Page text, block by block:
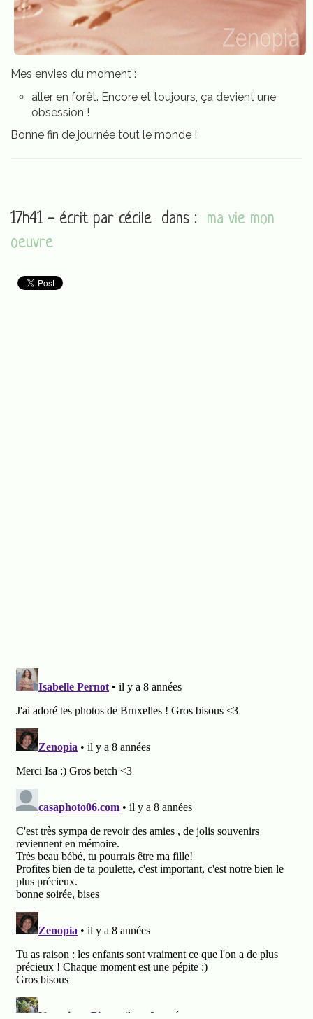
Mes envies du moment :
aller en forêt. Encore et toujours, ça devient une
obsession !
Bonne fin de journée tout le monde !
17h41 - écrit par cécile dans : ma vie mon
oeuvre